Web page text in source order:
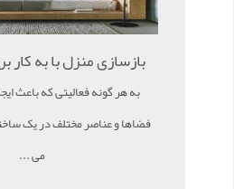
بازسازی منزل با به کار
به هر گونه فعالیتی که باعث
فضاها و عناصر مختلف در یک
می ...